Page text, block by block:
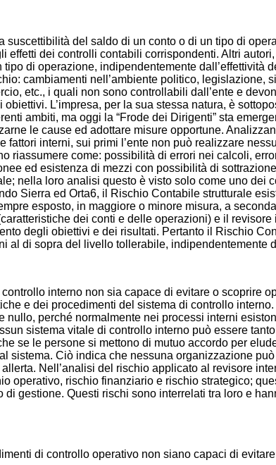
suscettibilità del saldo di un conto o di un tipo di
effetti dei controlli contabili corrispondenti. Altri
di operazione, indipendentemente dall’effettività
cambiamenti nell’ambiente politico, legislazione,
etc., i quali non sono controllabili dall’ente e
L’impresa, per la sua stessa natura, è
ambiti, ma oggi la “Frode dei Dirigenti” sta
le cause ed adottare misure opportune.
fattori interni, sui primi l’ente non può realizzare
riassumere come: possibilità di errori nei calcoli,
ed esistenza di mezzi con possibilità di
nella loro analisi questo è visto solo come uno
Sierra ed Orta6, il Rischio Contabile strutturale
esposto, in maggiore o minore misura, a
dei conti e delle operazioni) e il
degli obiettivi e dei risultati. Pertanto il Rischio
al di sopra del livello tollerabile, indipendentemente
interno non sia capace di evitare o scoprire
e dei procedimenti del sistema di controllo
nullo, perché normalmente nei processi interni
sistema vitale di controllo interno può essere
se le persone si mettono di mutuo accordo per
sistema. Ciò indica che nessuna organizzazione
Nell’analisi del rischio applicato al revisore
operativo, rischio finanziario e rischio strategico;
di gestione. Questi rischi sono interrelati tra loro e
di controllo operativo non siano capaci di